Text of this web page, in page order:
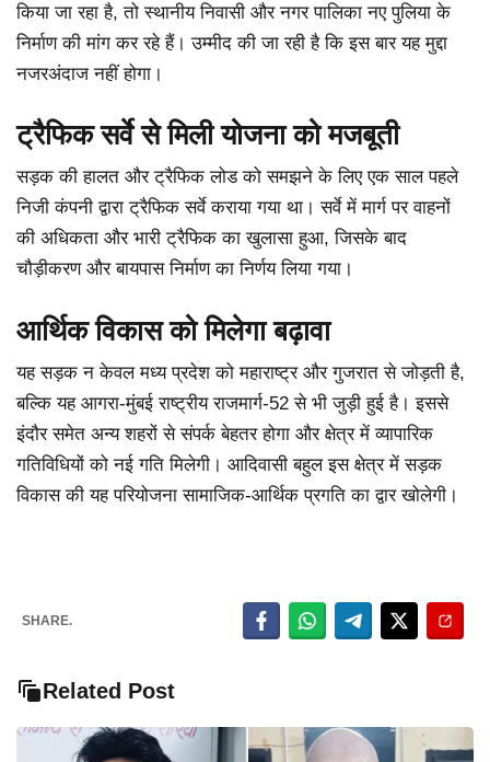
किया जा रहा है, तो स्थानीय निवासी और नगर पालिका नए पुलिया के
निर्माण की मांग कर रहे हैं। उम्मीद की जा रही है कि इस बार यह मुद्दा
नजरअंदाज नहीं होगा।
ट्रैफिक सर्वे से मिली योजना को मजबूती
सड़क की हालत और ट्रैफिक लोड को समझने के लिए एक साल पहले
निजी कंपनी द्वारा ट्रैफिक सर्वे कराया गया था। सर्वे में मार्ग पर वाहनों
की अधिकता और भारी ट्रैफिक का खुलासा हुआ, जिसके बाद
चौड़ीकरण और बायपास निर्माण का निर्णय लिया गया।
आर्थिक विकास को मिलेगा बढ़ावा
यह सड़क न केवल मध्य प्रदेश को महाराष्ट्र और गुजरात से जोड़ती है,
बल्कि यह आगरा-मुंबई राष्ट्रीय राजमार्ग-52 से भी जुड़ी हुई है। इससे
इंदौर समेत अन्य शहरों से संपर्क बेहतर होगा और क्षेत्र में व्यापारिक
गतिविधियों को नई गति मिलेगी। आदिवासी बहुल इस क्षेत्र में सड़क
विकास की यह परियोजना सामाजिक-आर्थिक प्रगति का द्वार खोलेगी।
SHARE.
Related Post